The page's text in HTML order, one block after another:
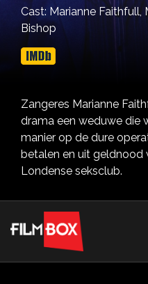
Cast: Marianne Faithfull,
Bishop
Zangeres Marianne
drama een weduwe die
manier op de dure
betalen en uit geldnood
Londense seksclub.